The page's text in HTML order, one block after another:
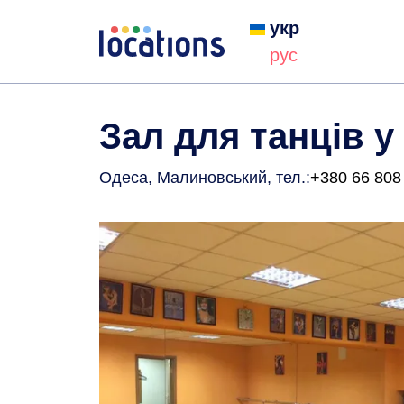
укр
рус
Зал для танців
Одеса, Малиновський, тел.:+380 66